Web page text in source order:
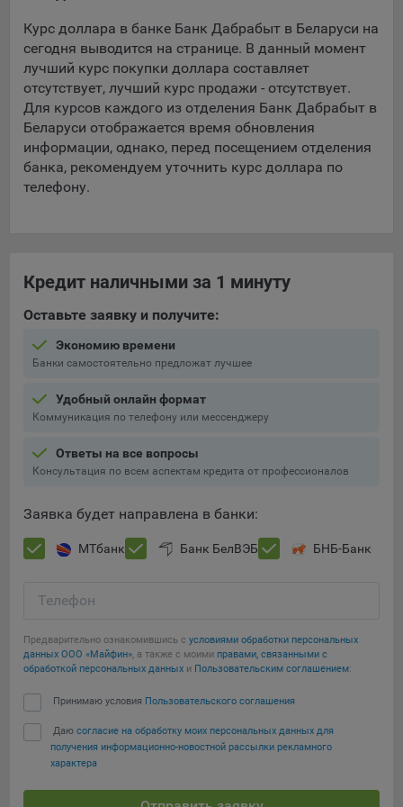
5.4. Создание и предоставление персонализированной
рекламы пользователю.
9.1. Технические (обязательные) файлы cookie, например,
применяемые при регистрации либо входе в систему, или
для оставления отзыва либо комментария. Данные файлы
cookie используются в целях обеспечения корректной
работы сайтов и полноценного использования его
функционала пользователем, не могут быть отключены в
системах. Вместе с тем, пользователь может настроить
9.2. Функциональные файлы cookie, например,
используются для обеспечения работы некоторых
дополнительных функций сайтов, например, для хранения
предпочтений пользователя, в том числе имени
повторных прохождений опросов пользователями.
Подобные функции улучшают условия работы
9.3. Файлы cookie предпочтений, например, для настройки
выборе пользователя на сайте и его предпочтениях и
позволяют Обществу «запомнить» информацию о
выбранном пользователем городе и других местных
настройках для того, чтобы соответствующим образом
Яндекс.Метрика, Google Analytics. Данные файлы cookie
собирают информацию о том, как пользователь
использовал сайты, и позволяют Обществу вносить в них
Аналитические файлы cookie показывают, какие страницы
сайта Общества посещаются чаще всего, помогают
выявлять трудности, возникающие при использовании
рекламы. Благодаря этому у Общества есть возможность
Сохранить мои изменения
Сохранить по умолчанию
Курс доллара в банке Банк Дабрабыт в Беларуси на
сегодня выводится на странице. В данный момент
лучший курс покупки доллара составляет
отсутствует, лучший курс продажи - отсутствует.
Для курсов каждого из отделения Банк Дабрабыт в
Беларуси отображается время обновления
информации, однако, перед посещением отделения
банка, рекомендуем уточнить курс доллара по
телефону.
Кредит наличными за 1 минуту
Оставьте заявку и получите:
Экономию времени
Банки самостоятельно предложат лучшее
Удобный онлайн формат
Коммуникация по телефону или мессенджеру
Ответы на все вопросы
Консультация по всем аспектам кредита от профессионалов
Заявка будет направлена в банки:
МТбанк Банк БелВЭБ БНБ-Банк
Телефон
Предварительно ознакомившись с условиями обработки персональных
данных ООО «Майфин», а также с моими правами, связанными с
обработкой персональных данных и Пользовательским соглашением:
Принимаю условия Пользовательского соглашения
Даю согласие на обработку моих персональных данных для
получения информационно-новостной рассылки рекламного
характера